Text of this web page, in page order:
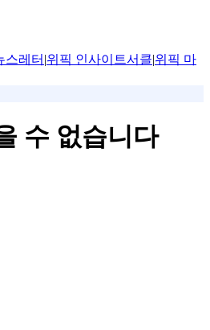
스레터 |위픽 인사이트서클|위픽 마
수 없습니다